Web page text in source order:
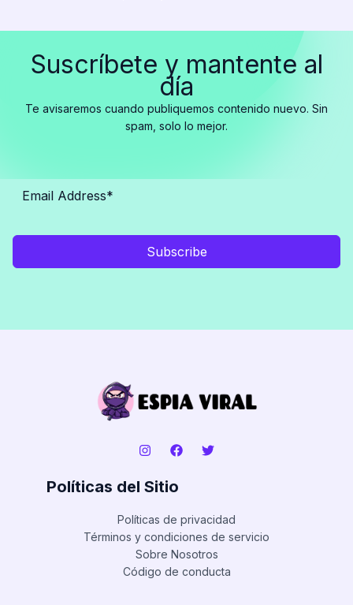
Suscríbete y mantente al
día
Te avisaremos cuando publiquemos contenido nuevo. Sin
spam, solo lo mejor.
Subscribe
Políticas del Sitio
Políticas de privacidad
Términos y condiciones de servicio
Sobre Nosotros
Código de conducta